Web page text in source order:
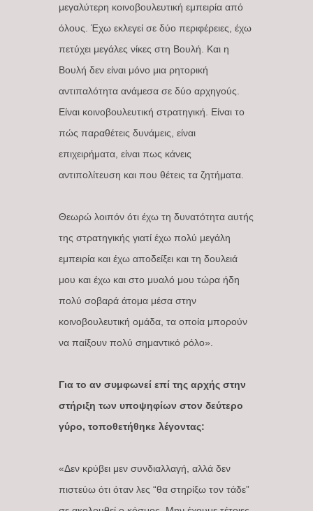
μεγαλύτερη κοινοβουλευτική εμπειρία από
όλους. Έχω εκλεγεί σε δύο περιφέρειες, έχω
πετύχει μεγάλες νίκες στη Βουλή. Και η
Βουλή δεν είναι μόνο μια ρητορική
αντιπαλότητα ανάμεσα σε δύο αρχηγούς.
Είναι κοινοβουλευτική στρατηγική. Είναι το
πώς παραθέτεις δυνάμεις, είναι
επιχειρήματα, είναι πως κάνεις
αντιπολίτευση και που θέτεις τα ζητήματα.
Θεωρώ λοιπόν ότι έχω τη δυνατότητα αυτής
της στρατηγικής γιατί έχω πολύ μεγάλη
εμπειρία και έχω αποδείξει και τη δουλειά
μου και έχω και στο μυαλό μου τώρα ήδη
πολύ σοβαρά άτομα μέσα στην
κοινοβουλευτική ομάδα, τα οποία μπορούν
να παίξουν πολύ σημαντικό ρόλο».
Για το αν συμφωνεί επί της αρχής στην
στήριξη των υποψηφίων στον δεύτερο
γύρο, τοποθετήθηκε λέγοντας:
«Δεν κρύβει μεν συνδιαλλαγή, αλλά δεν
πιστεύω ότι όταν λες “θα στηρίξω τον τάδε”